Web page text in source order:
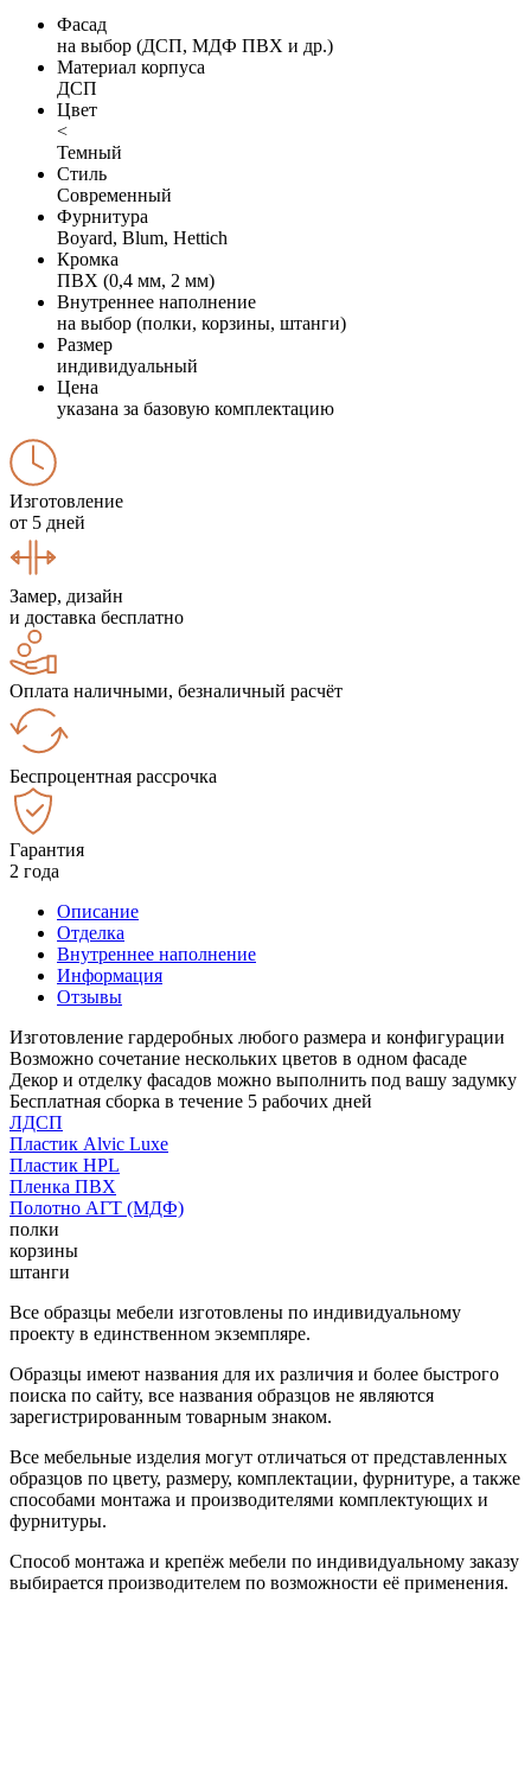
Фасад
на выбор (ДСП, МДФ ПВХ и др.)
Материал корпуса
ДСП
Цвет
<
Темный
Стиль
Современный
Фурнитура
Boyard, Blum, Hettich
Кромка
ПВХ (0,4 мм, 2 мм)
Внутреннее наполнение
на выбор (полки, корзины, штанги)
Размер
индивидуальный
Цена
указана за базовую комплектацию
Изготовление
от 5 дней
Замер, дизайн
и доставка бесплатно
Оплата наличными, безналичный расчёт
Беспроцентная рассрочка
Гарантия
2 года
Описание
Отделка
Внутреннее наполнение
Информация
Отзывы
Изготовление гардеробных любого размера и конфигурации
Возможно сочетание нескольких цветов в одном фасаде
Декор и отделку фасадов можно выполнить под вашу задумку
Бесплатная сборка в течение 5 рабочих дней
ЛДСП
Пластик Alvic Luxe
Пластик HPL
Пленка ПВХ
Полотно АГТ (МДФ)
полки
корзины
штанги
Все образцы мебели изготовлены по индивидуальному
проекту в единственном экземпляре.
Образцы имеют названия для их различия и более быстрого
поиска по сайту, все названия образцов не являются
зарегистрированным товарным знаком.
Все мебельные изделия могут отличаться от представленных
образцов по цвету, размеру, комплектации, фурнитуре, а также
способами монтажа и производителями комплектующих и
фурнитуры.
Способ монтажа и крепёж мебели по индивидуальному заказу
выбирается производителем по возможности её применения.